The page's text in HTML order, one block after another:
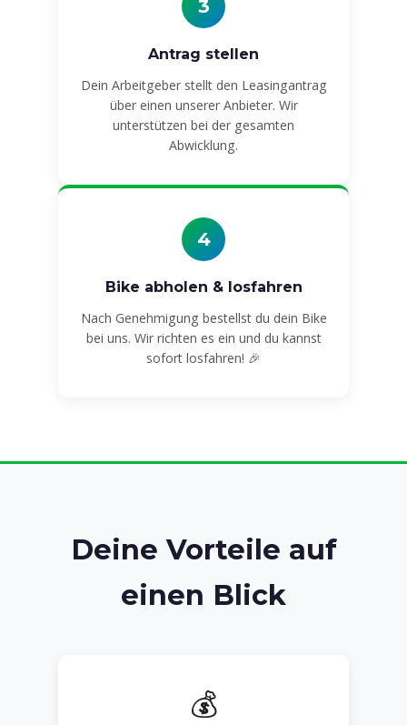
3
Antrag stellen
Dein Arbeitgeber stellt den Leasingantrag
über einen unserer Anbieter. Wir
unterstützen bei der gesamten
Abwicklung.
4
Bike abholen & losfahren
Nach Genehmigung bestellst du dein Bike
bei uns. Wir richten es ein und du kannst
sofort losfahren! 🎉
Deine Vorteile auf
einen Blick
💰